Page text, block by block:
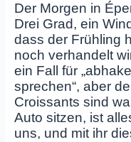
Der Morgen in
Drei Grad, ein
dass der Frühling
noch verhandelt
ein Fall für
sprechen“, aber
Croissants sind
Auto sitzen, ist
uns, und mit ihr